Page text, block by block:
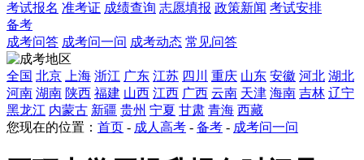
考试报名 准考证 成绩查询 志愿填报 政策新闻 考试安排
备考
成考问答 成考问一问 成考动态 常见问答
全国 北京 上海 浙江 广东 江苏 四川 重庆 山东 安徽 河北 湖北
河南 湖南 陕西 福建 山西 江西 广西 云南 天津 海南 吉林 辽宁
黑龙江 内蒙古 新疆 贵州 宁夏 甘肃 青海 西藏
您现在的位置： 首页 - 成人高考 - 备考 - 成考问一问